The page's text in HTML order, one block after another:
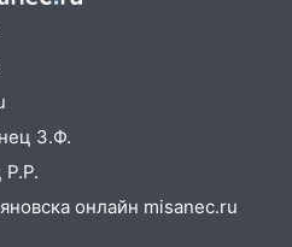
светофор на
в Ульяновске
крышу дома на
и рухнуло
районе дерево
З.Ф.
Р.Р.
онлайн misanec.ru